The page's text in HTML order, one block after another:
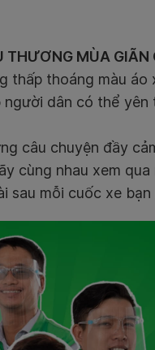
THƯƠNG MÙA GIÃN
thấp thoáng màu áo
người dân có thể yên
câu chuyện đầy
cùng nhau xem qua
sau mỗi cuốc xe bạn